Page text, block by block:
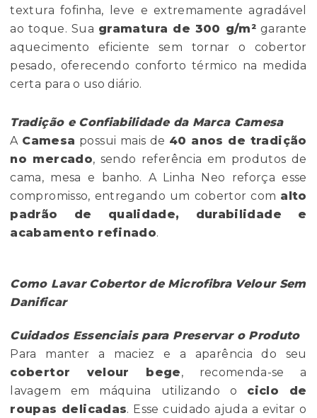
textura fofinha, leve e extremamente agradável
ao toque. Sua gramatura de 300 g/m² garante
aquecimento eficiente sem tornar o cobertor
pesado, oferecendo conforto térmico na medida
certa para o uso diário.
Tradição e Confiabilidade da Marca Camesa
A Camesa possui mais de 40 anos de tradição
no mercado, sendo referência em produtos de
cama, mesa e banho. A Linha Neo reforça esse
compromisso, entregando um cobertor com alto
padrão de qualidade, durabilidade e
acabamento refinado.
Como Lavar Cobertor de Microfibra Velour Sem
Danificar
Cuidados Essenciais para Preservar o Produto
Para manter a maciez e a aparência do seu
cobertor velour bege, recomenda-se a
lavagem em máquina utilizando o ciclo de
roupas delicadas. Esse cuidado ajuda a evitar o